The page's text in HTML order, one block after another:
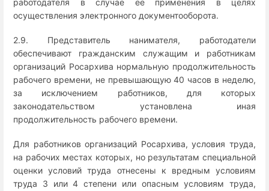
работодателя в случае ее применения в целях
осуществления электронного документооборота.
2.9. Представитель нанимателя, работодатели
обеспечивают гражданским служащим и работникам
организаций Росархива нормальную продолжительность
рабочего времени, не превышающую 40 часов в неделю,
за исключением работников, для которых
законодательством установлена иная
продолжительность рабочего времени.
Для работников организаций Росархива, условия труда,
на рабочих местах которых, но результатам специальной
оценки условий труда отнесены к вредным условиям
труда 3 или 4 степени или опасным условиям труда,